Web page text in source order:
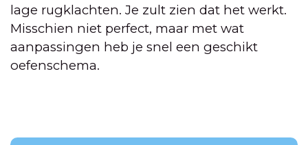
lage rugklachten. Je zult zien dat het werkt.
Misschien niet perfect, maar met wat
aanpassingen heb je snel een geschikt
oefenschema.